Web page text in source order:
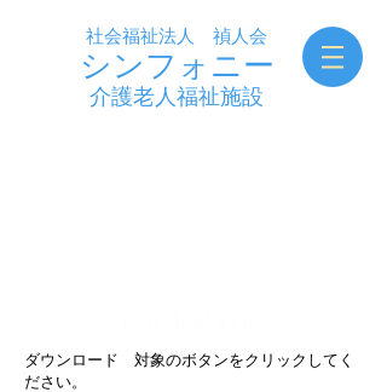
社会福祉法人 禎人会
シンフォニー
​介護老人福祉施設
​ダウンロード 対象のボタンをクリックしてく
ださい。